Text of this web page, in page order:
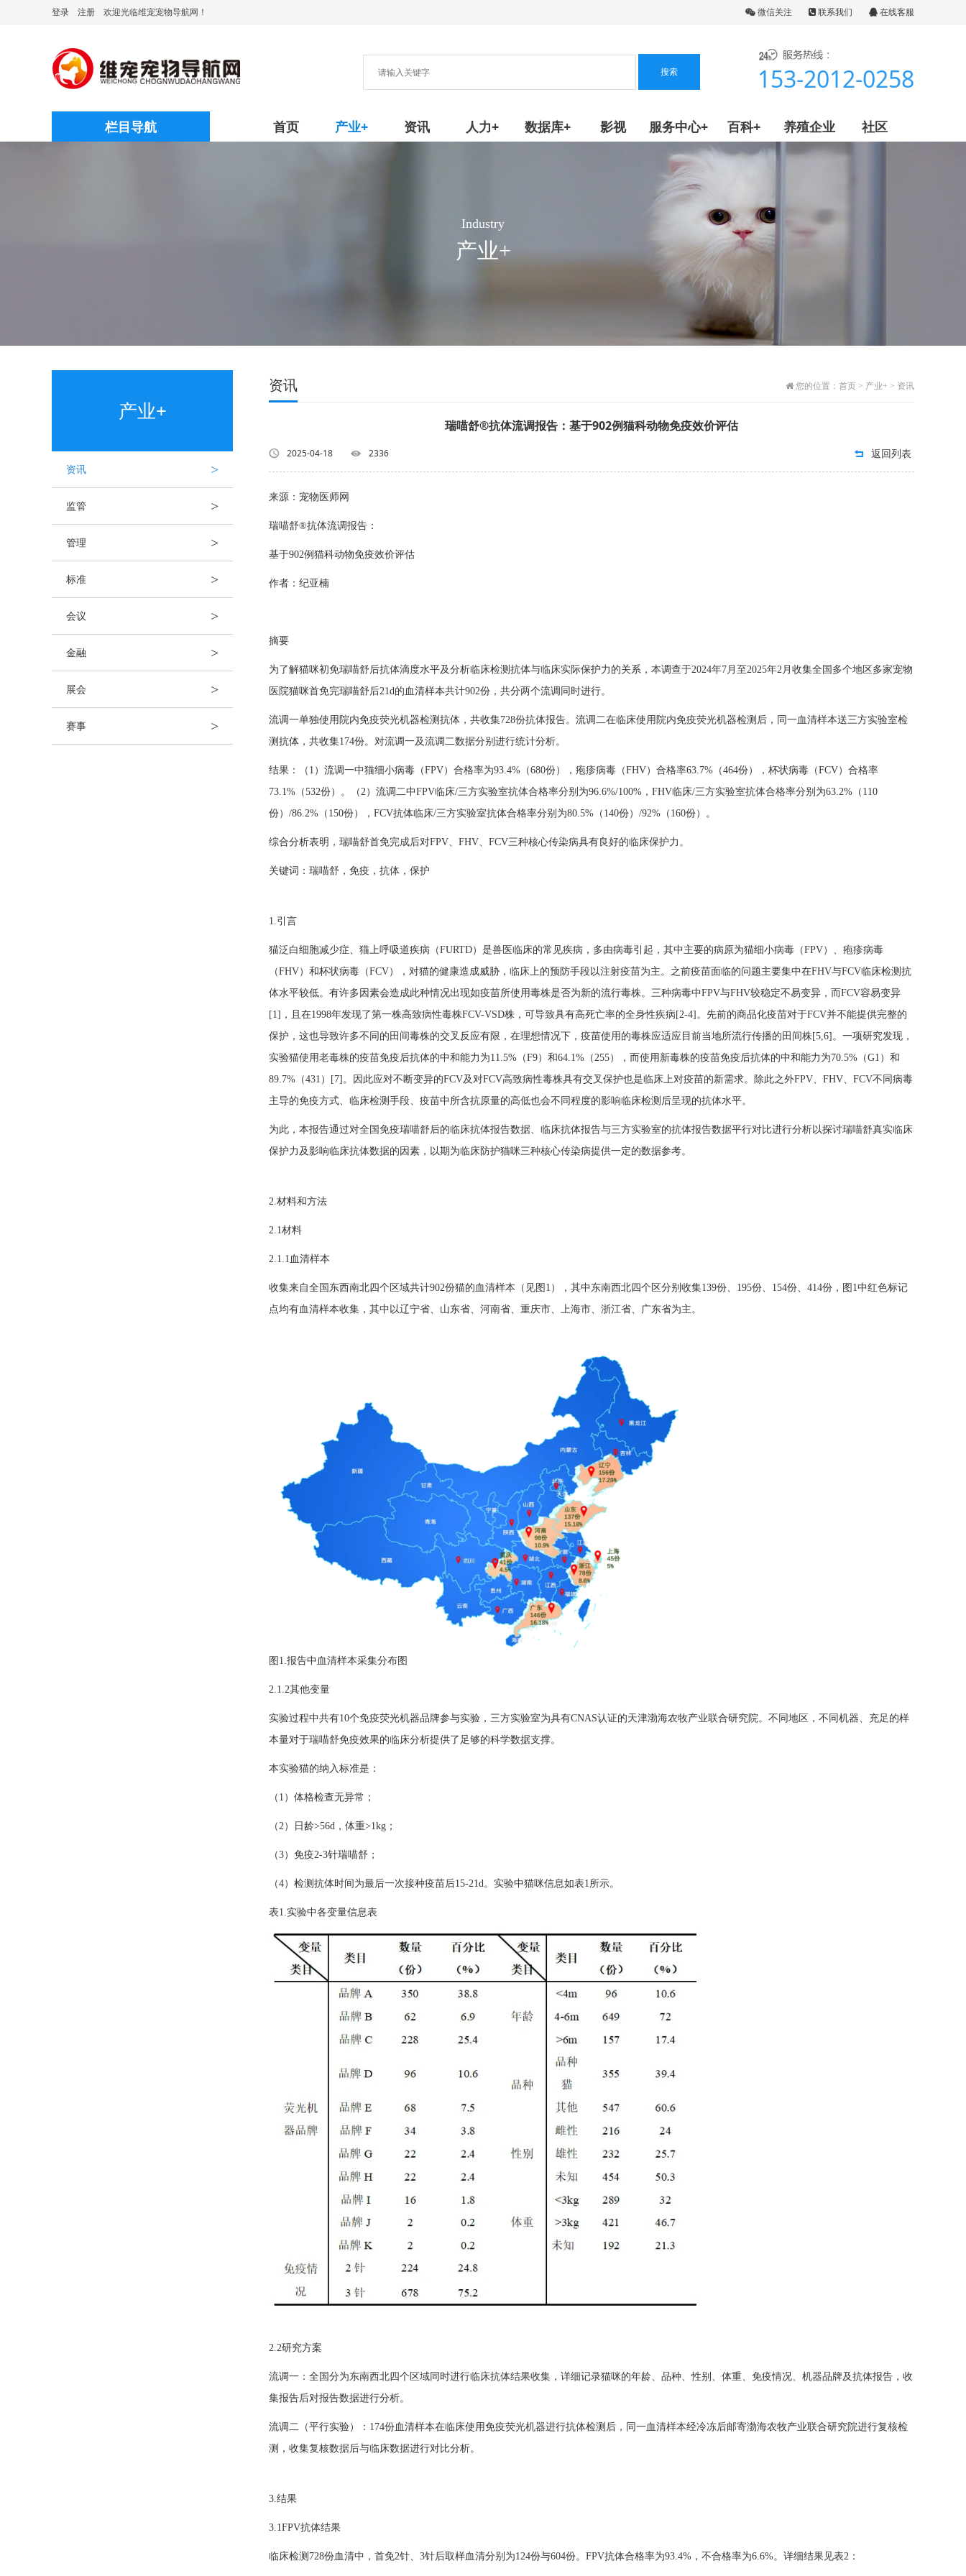
登录 注册 欢迎光临维宠宠物导航网！ 微信关注 联系我们 在线客服
153-2012-0258
栏目导航 首页 产业+ 资讯 人力+ 数据库+ 影视 服务中心+ 百科+ 养殖企业 社区
Industry
产业+
产业+
资讯 >
监管 >
管理 >
标准 >
会议 >
金融 >
展会 >
赛事 >
资讯 您的位置： 首页 > 产业+ > 资讯
瑞喵舒®抗体流调报告：基于902例猫科动物免疫效价评估
2025-04-18 2336 返回列表
来源：宠物医师网
瑞喵舒®抗体流调报告：
基于902例猫科动物免疫效价评估
作者：纪亚楠
摘要
为了解猫咪初免瑞喵舒后抗体滴度水平及分析临床检测抗体与临床实际保护力的关系，本调查于2024年7月至2025年2月收集全国多个地区多家宠物
医院猫咪首免完瑞喵舒后21d的血清样本共计902份，共分两个流调同时进行。
流调一单独使用院内免疫荧光机器检测抗体，共收集728份抗体报告。流调二在临床使用院内免疫荧光机器检测后，同一血清样本送三方实验室检
测抗体，共收集174份。对流调一及流调二数据分别进行统计分析。
结果：（1）流调一中猫细小病毒（FPV）合格率为93.4%（680份），疱疹病毒（FHV）合格率63.7%（464份），杯状病毒（FCV）合格率
73.1%（532份）。（2）流调二中FPV临床/三方实验室抗体合格率分别为96.6%/100%，FHV临床/三方实验室抗体合格率分别为63.2%（110
份）/86.2%（150份），FCV抗体临床/三方实验室抗体合格率分别为80.5%（140份）/92%（160份）。
综合分析表明，瑞喵舒首免完成后对FPV、FHV、FCV三种核心传染病具有良好的临床保护力。
关键词：瑞喵舒，免疫，抗体，保护
1.引言
猫泛白细胞减少症、猫上呼吸道疾病（FURTD）是兽医临床的常见疾病，多由病毒引起，其中主要的病原为猫细小病毒（FPV）、疱疹病毒
（FHV）和杯状病毒（FCV），对猫的健康造成威胁，临床上的预防手段以注射疫苗为主。之前疫苗面临的问题主要集中在FHV与FCV临床检测抗
体水平较低。有许多因素会造成此种情况出现如疫苗所使用毒株是否为新的流行毒株。三种病毒中FPV与FHV较稳定不易变异，而FCV容易变异
[1]，且在1998年发现了第一株高致病性毒株FCV-VSD株，可导致具有高死亡率的全身性疾病[2-4]。先前的商品化疫苗对于FCV并不能提供完整的
保护，这也导致许多不同的田间毒株的交叉反应有限，在理想情况下，疫苗使用的毒株应适应目前当地所流行传播的田间株[5,6]。一项研究发现，
实验猫使用老毒株的疫苗免疫后抗体的中和能力为11.5%（F9）和64.1%（255），而使用新毒株的疫苗免疫后抗体的中和能力为70.5%（G1）和
89.7%（431）[7]。因此应对不断变异的FCV及对FCV高致病性毒株具有交叉保护也是临床上对疫苗的新需求。除此之外FPV、FHV、FCV不同病毒
主导的免疫方式、临床检测手段、疫苗中所含抗原量的高低也会不同程度的影响临床检测后呈现的抗体水平。
为此，本报告通过对全国免疫瑞喵舒后的临床抗体报告数据、临床抗体报告与三方实验室的抗体报告数据平行对比进行分析以探讨瑞喵舒真实临床
保护力及影响临床抗体数据的因素，以期为临床防护猫咪三种核心传染病提供一定的数据参考。
2.材料和方法
2.1材料
2.1.1血清样本
收集来自全国东西南北四个区域共计902份猫的血清样本（见图1），其中东南西北四个区分别收集139份、195份、154份、414份，图1中红色标记
点均有血清样本收集，其中以辽宁省、山东省、河南省、重庆市、上海市、浙江省、广东省为主。
图1.报告中血清样本采集分布图
2.1.2其他变量
实验过程中共有10个免疫荧光机器品牌参与实验，三方实验室为具有CNAS认证的天津渤海农牧产业联合研究院。不同地区，不同机器、充足的样
本量对于瑞喵舒免疫效果的临床分析提供了足够的科学数据支撑。
本实验猫的纳入标准是：
（1）体格检查无异常；
（2）日龄>56d，体重>1kg；
（3）免疫2-3针瑞喵舒；
（4）检测抗体时间为最后一次接种疫苗后15-21d。实验中猫咪信息如表1所示。
表1.实验中各变量信息表
2.2研究方案
流调一：全国分为东南西北四个区域同时进行临床抗体结果收集，详细记录猫咪的年龄、品种、性别、体重、免疫情况、机器品牌及抗体报告，收
集报告后对报告数据进行分析。
流调二（平行实验）：174份血清样本在临床使用免疫荧光机器进行抗体检测后，同一血清样本经冷冻后邮寄渤海农牧产业联合研究院进行复核检
测，收集复核数据后与临床数据进行对比分析。
3.结果
3.1FPV抗体结果
临床检测728份血清中，首免2针、3针后取样血清分别为124份与604份。FPV抗体合格率为93.4%，不合格率为6.6%。详细结果见表2：